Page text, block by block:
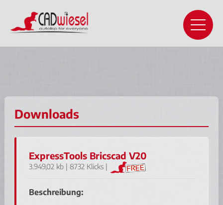
Downloads
ExpressTools Bricscad V20
3.949,02 kb | 8732 Klicks |
Beschreibung: